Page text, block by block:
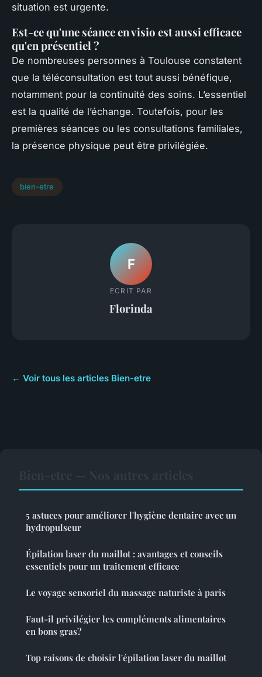
situation est urgente.
Est-ce qu'une séance en visio est aussi efficace
qu'en présentiel ?
De nombreuses personnes à Toulouse constatent
que la téléconsultation est tout aussi bénéfique,
notamment pour la continuité des soins. L’essentiel
est la qualité de l’échange. Toutefois, pour les
premières séances ou les consultations familiales,
la présence physique peut être privilégiée.
bien-etre
F
ECRIT PAR
Florinda
← Voir tous les articles Bien-etre
5 astuces pour améliorer l'hygiène dentaire avec un
hydropulseur
Épilation laser du maillot : avantages et conseils
essentiels pour un traitement efficace
Le voyage sensoriel du massage naturiste à paris
Faut-il privilégier les compléments alimentaires
en bons gras?
Top raisons de choisir l'épilation laser du maillot